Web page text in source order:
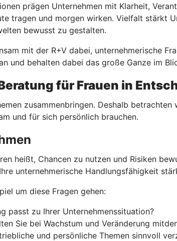
prägen Unternehmen mit Klarheit,
tragen und morgen wirken. Vielfalt stärkt
bewusst zu gestalten.
mit der R+V dabei, unternehmerische
und behalten dabei das große Ganze im
für Frauen in
zusammenbringen. Deshalb
und für sich persönlich brauchen.
heißt, Chancen zu nutzen und Risiken
unternehmerische Handlungsfähigkeit
um diese Fragen gehen:
passt zu Ihrer Unternehmenssituation?
Sie bei Wachstum und Veränderung
und persönliche Themen sinnvoll